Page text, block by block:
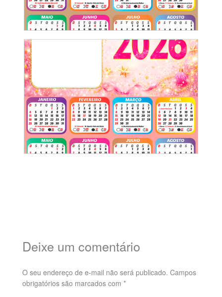
Deixe um comentário
O seu endereço de e-mail não será publicado. Campos
obrigatórios são marcados com *